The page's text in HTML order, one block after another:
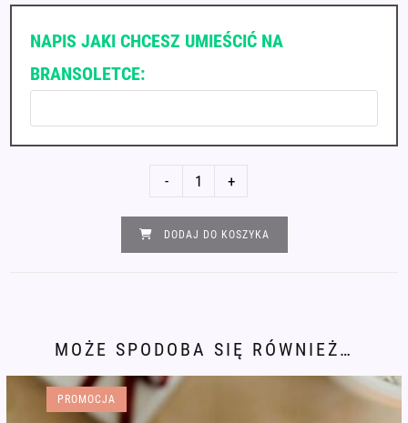
NAPIS JAKI CHCESZ UMIEŚCIĆ NA
BRANSOLETCE:
Bransoletka
alfabet
Morse'a
hematyt
bez
metali
- +
DODAJ DO KOSZYKA
MOŻE SPODOBA SIĘ RÓWNIEŻ…
PROMOCJA